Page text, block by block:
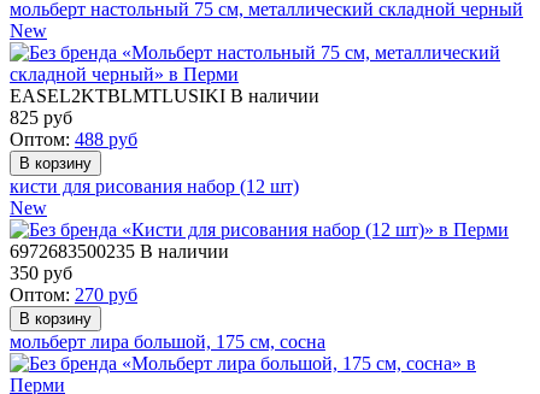
мольберт настольный 75 см, металлический складной черный
New
EASEL2KTBLMTLUSIKI В наличии
825 руб
Оптом: 488 руб
кисти для рисования набор (12 шт)
New
6972683500235 В наличии
350 руб
Оптом: 270 руб
мольберт лира большой, 175 см, сосна